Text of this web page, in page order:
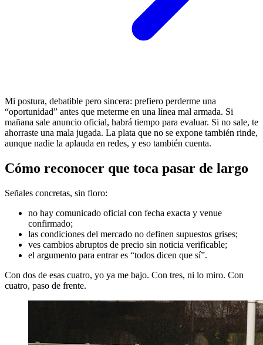
Mi postura, debatible pero sincera: prefiero perderme una
“oportunidad” antes que meterme en una línea mal armada. Si
mañana sale anuncio oficial, habrá tiempo para evaluar. Si no sale, te
ahorraste una mala jugada. La plata que no se expone también rinde,
aunque nadie la aplauda en redes, y eso también cuenta.
Cómo reconocer que toca pasar de largo
Señales concretas, sin floro:
no hay comunicado oficial con fecha exacta y venue
confirmado;
las condiciones del mercado no definen supuestos grises;
ves cambios abruptos de precio sin noticia verificable;
el argumento para entrar es “todos dicen que sí”.
Con dos de esas cuatro, yo ya me bajo. Con tres, ni lo miro. Con
cuatro, paso de frente.